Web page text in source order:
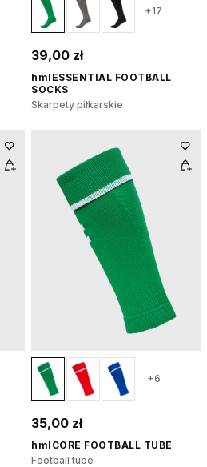
+17
39,00 zł
hmlESSENTIAL FOOTBALL
SOCKS
Skarpety piłkarskie
+6
35,00 zł
hmlCORE FOOTBALL TUBE
Football tube